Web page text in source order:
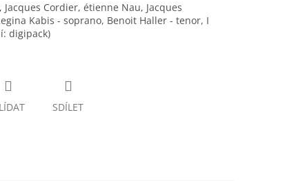
Cordier, étienne Nau, Jacques
Kabis - soprano, Benoit Haller - tenor, I
digipack)
SDÍLET